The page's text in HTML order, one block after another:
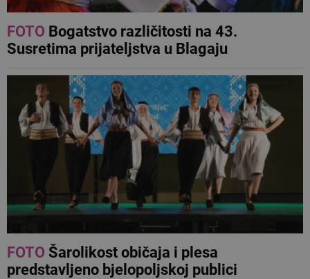
FOTOBogatstvo različitosti na 43.
Susretima prijateljstva u Blagaju
FOTOŠarolikost običaja i plesa
predstavljeno bjelopoljskoj publici